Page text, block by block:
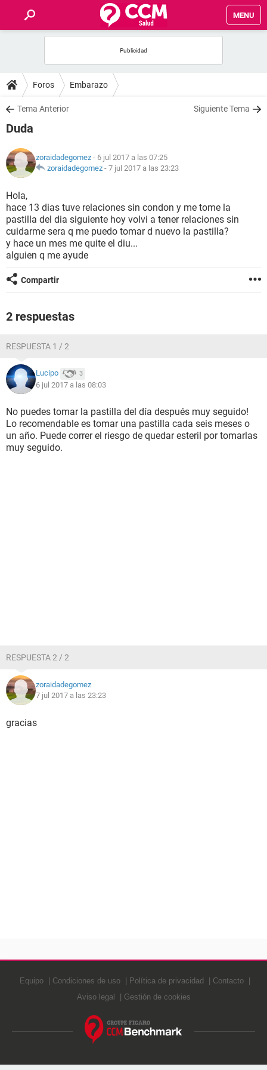
MENU
FOROS
SALUD
NUTRICIÓN
BIENESTAR
SEXUALIDAD
GLOSARIO
Foros Embarazo
Tema Anterior Siguiente Tema
Duda
zoraidadegomez - 6 jul 2017 a las 07:25
zoraidadegomez - 7 jul 2017 a las 23:23
Hola,
hace 13 dias tuve relaciones sin condon y me tome la
pastilla del dia siguiente hoy volvi a tener relaciones sin
cuidarme sera q me puedo tomar d nuevo la pastilla?
y hace un mes me quite el diu...
alguien q me ayude
Compartir
2 respuestas
RESPUESTA 1 / 2
Lucipo 3
6 jul 2017 a las 08:03
No puedes tomar la pastilla del día después muy seguido!
Lo recomendable es tomar una pastilla cada seis meses o
un año. Puede correr el riesgo de quedar esteril por tomarlas
muy seguido.
RESPUESTA 2 / 2
zoraidadegomez
7 jul 2017 a las 23:23
gracias
Equipo Condiciones de uso Política de privacidad
Contacto
Aviso legal
Gestión de cookies